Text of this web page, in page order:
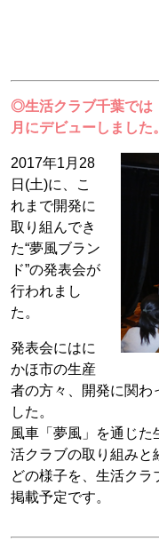
◎生活クラブ千葉では
月にデビューしました。
2017年1月28
日(土)に、こ
れまで開発に
取り組んでき
た“夢風ブラン
ド”の発表会が
行われまし
た。
発表会にはに
かほ市の生産
者の方々、開発に関わ
した。
風車「夢風」を通じた
活クラブの取り組みと
どの様子を、生活クラ
掲載予定です。